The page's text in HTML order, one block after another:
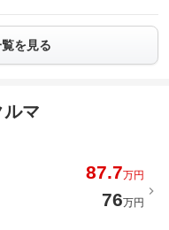
を見る
マ
87.7万円
76万円